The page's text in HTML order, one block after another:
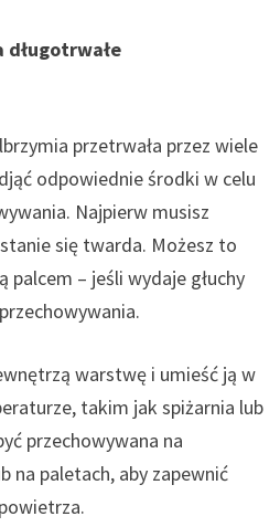
przetrwała przez wiele
odpowiednie środki w celu
Najpierw musisz
się twarda. Możesz to
palcem – jeśli wydaje głuchy
warstwę i umieść ją w
takim jak spiżarnia lub
przechowywana na
na paletach, aby zapewnić